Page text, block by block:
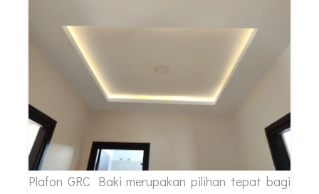
Plafon GRC Baki merupakan pilihan tepat bagi